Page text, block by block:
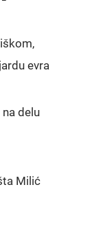
evra
delu
Milić